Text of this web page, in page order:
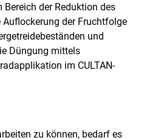
der Reduktion des
der Fruchtfolge
und
Düngung mittels
im CULTAN-
zu können, bedarf es